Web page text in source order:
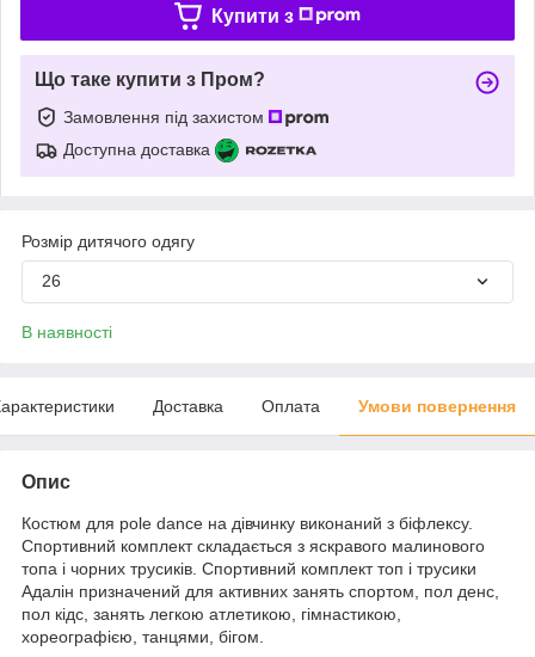
Купити з
Що таке купити з Пром?
Замовлення під захистом
Доступна доставка
Розмір дитячого одягу
26
В наявності
Доставка Оплата Умови повернення
Опис
Костюм для pole dance на дівчинку виконаний з біфлексу.
Спортивний комплект складається з яскравого малинового
топа і чорних трусиків. Спортивний комплект топ і трусики
Адалін призначений для активних занять спортом, пол денс,
пол кідс, занять легкою атлетикою, гімнастикою,
хореографією, танцями, бігом.